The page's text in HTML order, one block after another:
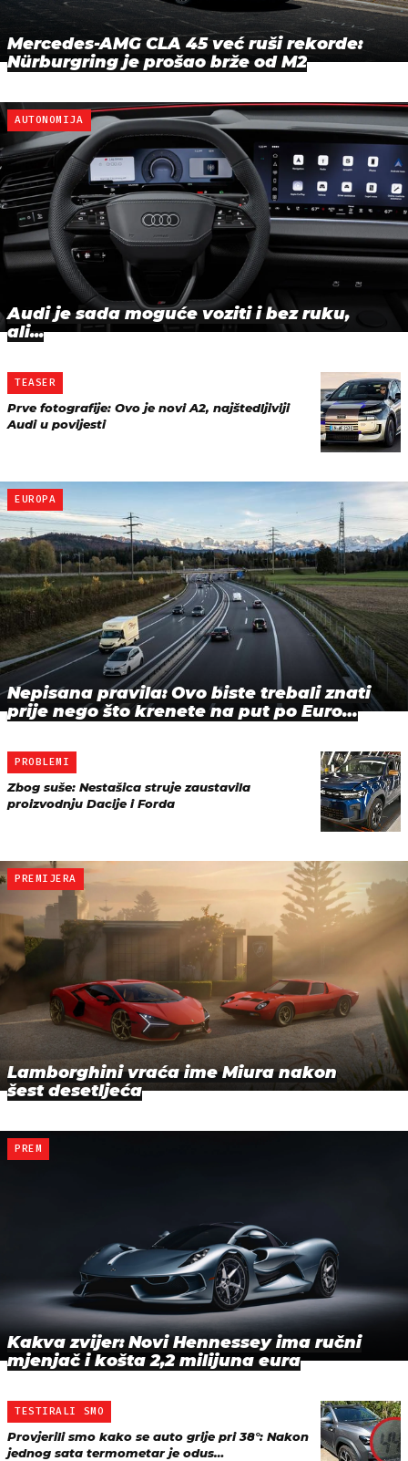
Mercedes-AMG CLA 45 već ruši rekorde:
Nürburgring je prošao brže od M2
AUTONOMIJA
Audi je sada moguće voziti i bez ruku,
ali...
TEASER
Prve fotografije: Ovo je novi A2, najštedljiviji
Audi u povijesti
EUROPA
Nepisana pravila: Ovo biste trebali znati
prije nego što krenete na put po Euro…
PROBLEMI
Zbog suše: Nestašica struje zaustavila
proizvodnju Dacije i Forda
PREMIJERA
Lamborghini vraća ime Miura nakon
šest desetljeća
PREM
Kakva zvijer: Novi Hennessey ima ručni
mjenjač i košta 2,2 milijuna eura
TESTIRALI SMO
Provjerili smo kako se auto grije pri 38°: Nakon
jednog sata termometar je odus…